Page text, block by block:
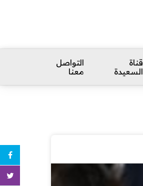
قناة
السعيدة
التواصل
معنا